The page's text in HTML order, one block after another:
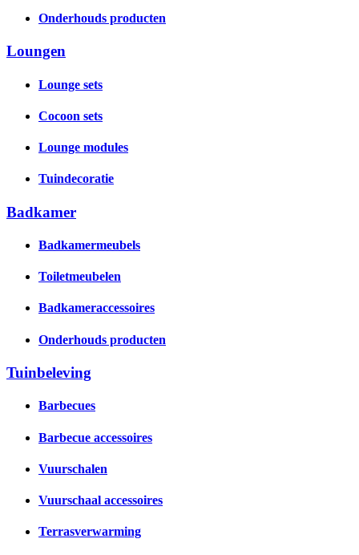
Onderhouds producten
Loungen
Lounge sets
Cocoon sets
Lounge modules
Tuindecoratie
Badkamer
Badkamermeubels
Toiletmeubelen
Badkameraccessoires
Onderhouds producten
Tuinbeleving
Barbecues
Barbecue accessoires
Vuurschalen
Vuurschaal accessoires
Terrasverwarming